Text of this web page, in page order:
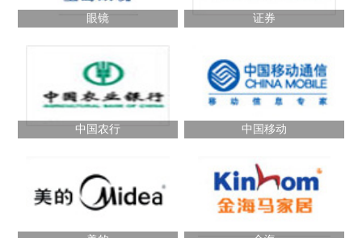
眼镜 证券
中国农行 中国移动